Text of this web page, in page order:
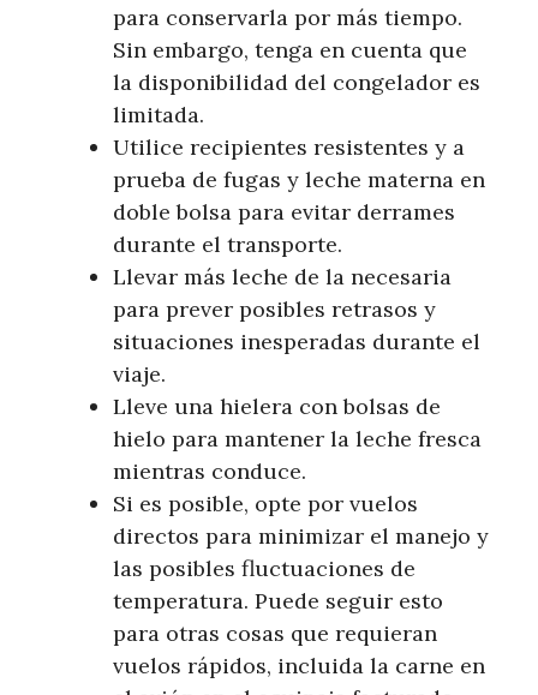
para conservarla por más tiempo.
Sin embargo, tenga en cuenta que
la disponibilidad del congelador es
limitada.
Utilice recipientes resistentes y a
prueba de fugas y leche materna en
doble bolsa para evitar derrames
durante el transporte.
Llevar más leche de la necesaria
para prever posibles retrasos y
situaciones inesperadas durante el
viaje.
Lleve una hielera con bolsas de
hielo para mantener la leche fresca
mientras conduce.
Si es posible, opte por vuelos
directos para minimizar el manejo y
las posibles fluctuaciones de
temperatura. Puede seguir esto
para otras cosas que requieran
vuelos rápidos, incluida la carne en